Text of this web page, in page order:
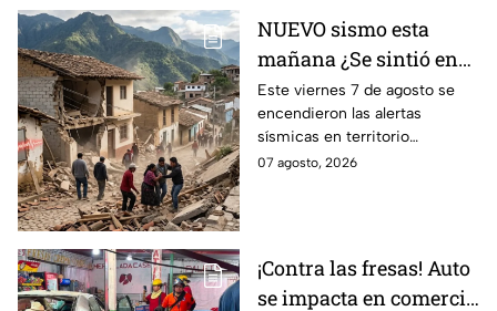
NUEVO sismo esta
mañana ¿Se sintió en
Guanajuato? Sismo de
4.2 despertó con alertas
en México
Este viernes 7 de agosto se
encendieron las alertas
sísmicas en territorio
mexicano, conoce dónde fue y
07 agosto, 2026
¡Contra las fresas! Auto
se impacta en comercio